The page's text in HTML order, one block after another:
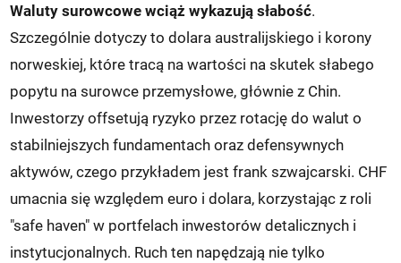
Waluty surowcowe wciąż wykazują słabość.
Szczególnie dotyczy to dolara australijskiego i korony
norweskiej, które tracą na wartości na skutek słabego
popytu na surowce przemysłowe, głównie z Chin.
Inwestorzy offsetują ryzyko przez rotację do walut o
stabilniejszych fundamentach oraz defensywnych
aktywów, czego przykładem jest frank szwajcarski. CHF
umacnia się względem euro i dolara, korzystając z roli
"safe haven" w portfelach inwestorów detalicznych i
instytucjonalnych. Ruch ten napędzają nie tylko